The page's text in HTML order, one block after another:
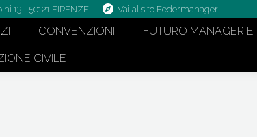
13 - 50121 FIRENZE Vai al sito Federmanager
CONVENZIONI FUTURO MANAGER E
CIVILE